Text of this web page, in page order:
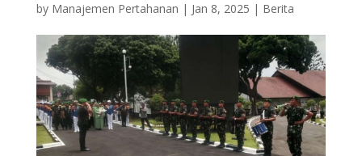
by Manajemen Pertahanan | Jan 8, 2025 | Berita